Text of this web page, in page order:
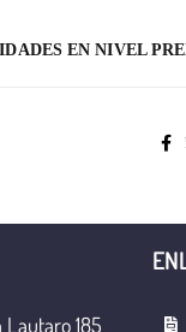
EN NIVEL
Lautaro 185